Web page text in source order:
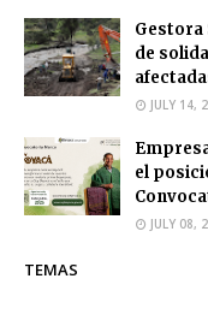
Gestora
de
JULY 14,
el
JULY 08,
TEMAS